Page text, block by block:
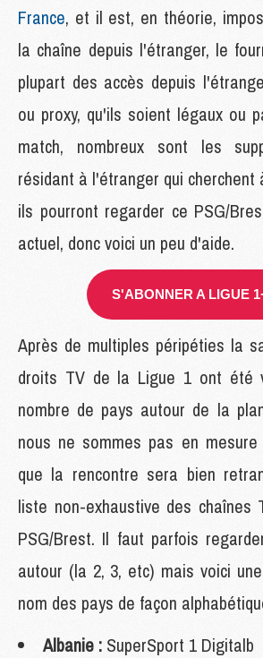
France, et il est, en théorie,
la chaîne depuis l'étranger, le
plupart des accès depuis
ou proxy, qu'ils soient légaux ou
match, nombreux sont les
résidant à l'étranger qui cherchent
ils pourront regarder ce PSG/
actuel, donc voici un peu d'aide.
S'ABONNER A LIGUE
Après de multiples péripéties la
droits TV de la Ligue 1 ont été
nombre de pays autour de la
nous ne sommes pas en
que la rencontre sera bien
liste non-exhaustive des chaînes
PSG/Brest. Il faut parfois
autour (la 2, 3, etc) mais voici
nom des pays de façon
Albanie : SuperSport 1 Digitalb